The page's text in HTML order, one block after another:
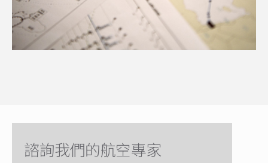
諮詢我們的航空專家